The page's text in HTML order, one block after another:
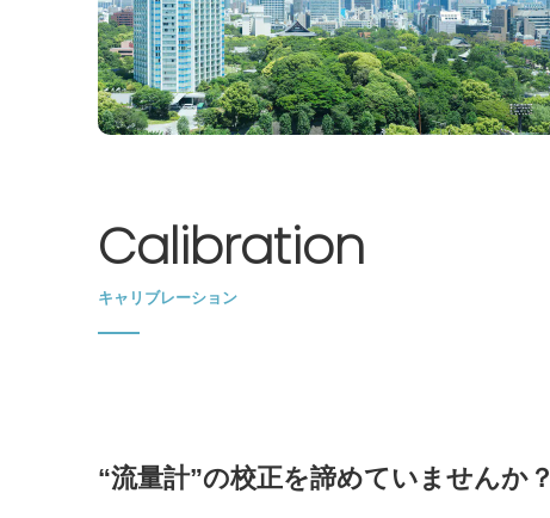
Calibration
キャリブレーション
“流量計”の校正を諦めていませんか？